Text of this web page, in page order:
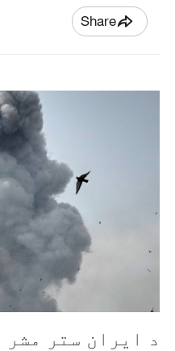
Share
د ایران ستر مشر